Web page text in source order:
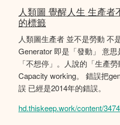
人類圖 覺醒人生 生產
的標籤
人類圖生產者 並不是勞動 不
Generator 即是「發動」 意
「不想停」。人說的「生產
Capacity working。 錯誤把
誤 已經是2014年的錯誤。
hd.thiskeep.work/content/3474